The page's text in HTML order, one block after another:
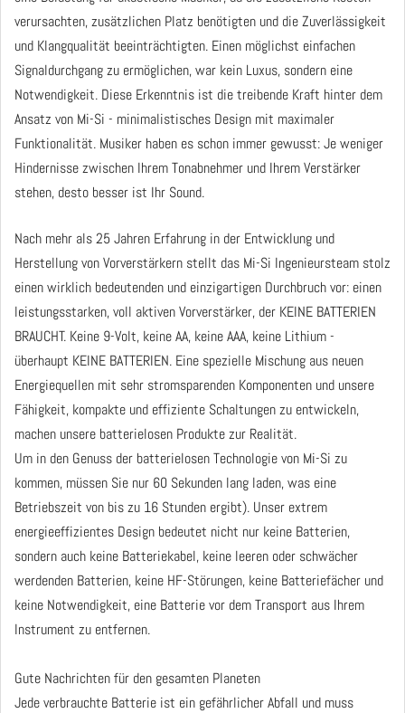
verursachten, zusätzlichen Platz benötigten und die Zuverlässigkeit
und Klangqualität beeinträchtigten. Einen möglichst einfachen
Signaldurchgang zu ermöglichen, war kein Luxus, sondern eine
Notwendigkeit. Diese Erkenntnis ist die treibende Kraft hinter dem
Ansatz von Mi-Si - minimalistisches Design mit maximaler
Funktionalität. Musiker haben es schon immer gewusst: Je weniger
Hindernisse zwischen Ihrem Tonabnehmer und Ihrem Verstärker
stehen, desto besser ist Ihr Sound.
Nach mehr als 25 Jahren Erfahrung in der Entwicklung und
Herstellung von Vorverstärkern stellt das Mi-Si Ingenieursteam stolz
einen wirklich bedeutenden und einzigartigen Durchbruch vor: einen
leistungsstarken, voll aktiven Vorverstärker, der KEINE BATTERIEN
BRAUCHT. Keine 9-Volt, keine AA, keine AAA, keine Lithium -
überhaupt KEINE BATTERIEN. Eine spezielle Mischung aus neuen
Energiequellen mit sehr stromsparenden Komponenten und unsere
Fähigkeit, kompakte und effiziente Schaltungen zu entwickeln,
machen unsere batterielosen Produkte zur Realität.
Um in den Genuss der batterielosen Technologie von Mi-Si zu
kommen, müssen Sie nur 60 Sekunden lang laden, was eine
Betriebszeit von bis zu 16 Stunden ergibt). Unser extrem
energieeffizientes Design bedeutet nicht nur keine Batterien,
sondern auch keine Batteriekabel, keine leeren oder schwächer
werdenden Batterien, keine HF-Störungen, keine Batteriefächer und
keine Notwendigkeit, eine Batterie vor dem Transport aus Ihrem
Instrument zu entfernen.
Gute Nachrichten für den gesamten Planeten
Jede verbrauchte Batterie ist ein gefährlicher Abfall und muss